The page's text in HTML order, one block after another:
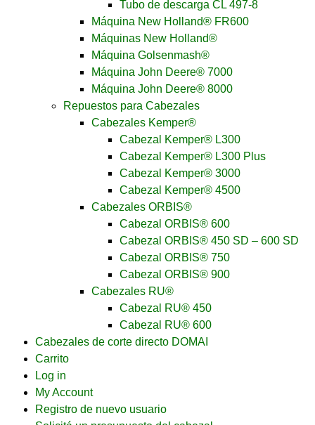
Tubo de descarga CL 497-8
Máquina New Holland® FR600
Máquinas New Holland®
Máquina Golsenmash®
Máquina John Deere® 7000
Máquina John Deere® 8000
Repuestos para Cabezales
Cabezales Kemper®
Cabezal Kemper® L300
Cabezal Kemper® L300 Plus
Cabezal Kemper® 3000
Cabezal Kemper® 4500
Cabezales ORBIS®
Cabezal ORBIS® 600
Cabezal ORBIS® 450 SD – 600 SD
Cabezal ORBIS® 750
Cabezal ORBIS® 900
Cabezales RU®
Cabezal RU® 450
Cabezal RU® 600
Cabezales de corte directo DOMAI
Carrito
Log in
My Account
Registro de nuevo usuario